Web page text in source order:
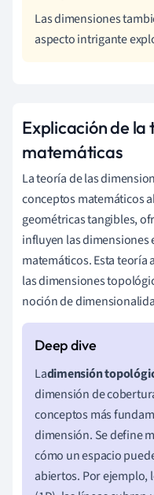
Las dimensiones
aspecto intrigante
Explicación de la
matemáticas
La teoría de las
conceptos matemáticos
geométricas tangibles,
influyen las dimensiones
matemáticos. Esta teoría
las dimensiones
noción de
Ladimensión
dimensión de
conceptos más
dimensión. Se define
cómo un espacio
abiertos. Por ejemplo,